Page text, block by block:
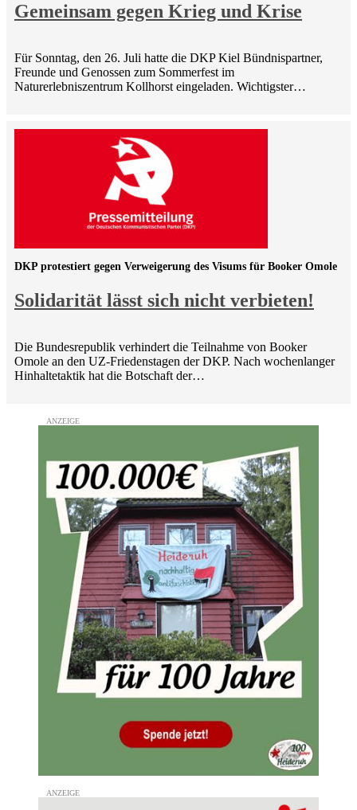
Gemeinsam gegen Krieg und Krise
Für Sonntag, den 26. Juli hatte die DKP Kiel Bündnispartner,
Freunde und Genossen zum Sommerfest im
Naturerlebniszentrum Kollhorst eingeladen. Wichtigster…
Solidarität lässt sich nicht verbieten!
DKP protestiert gegen Verweigerung des Visums für Booker Omole
Die Bundesrepublik verhindert die Teilnahme von Booker
Omole an den UZ-Friedenstagen der DKP. Nach wochenlanger
Hinhaltetaktik hat die Botschaft der…